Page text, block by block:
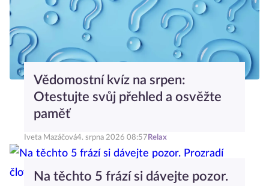
Vědomostní kvíz na srpen:
Otestujte svůj přehled a osvěžte
paměť
Iveta Mazáčová4. srpna 2026 08:57 Relax
Na těchto 5 frází si dávejte pozor.